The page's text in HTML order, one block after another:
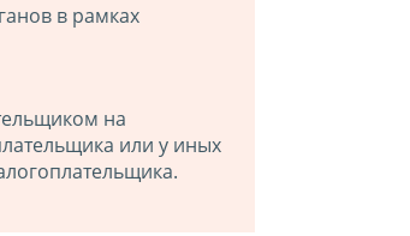
в рамках
на
или у иных